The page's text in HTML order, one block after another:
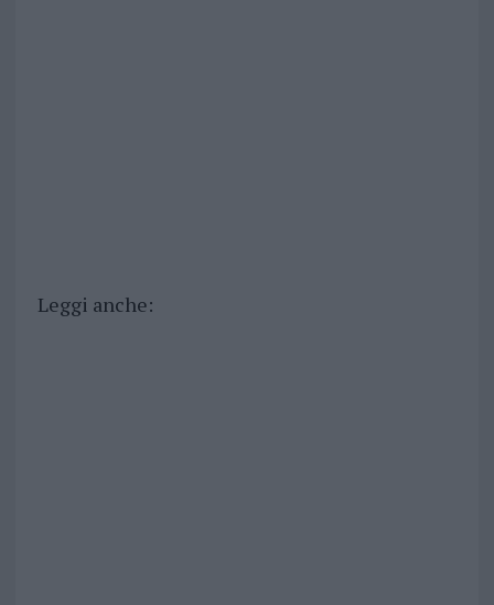
Leggi anche: